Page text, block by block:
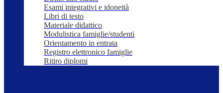
Esami integrativi e idoneità
Libri di testo
Materiale didattico
Modulistica famiglie/studenti
Orientamento in entrata
Registro elettronico famiglie
Ritiro diplomi